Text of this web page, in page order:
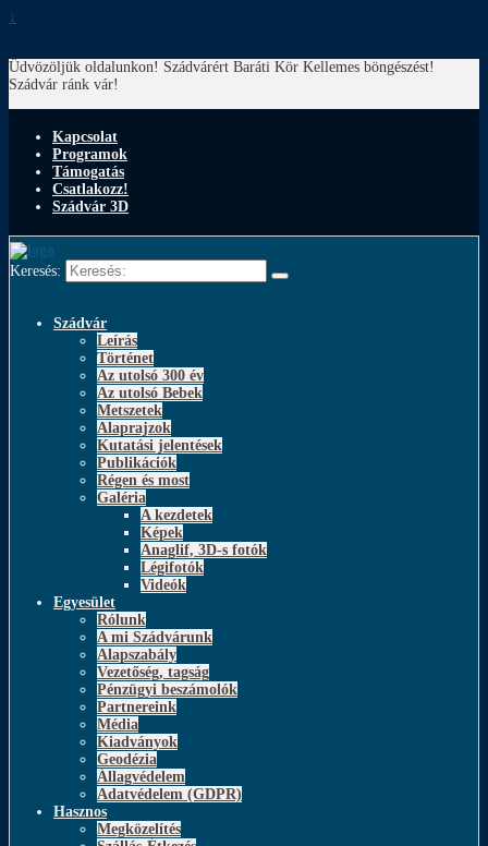
↓
Üdvözöljük oldalunkon! Szádvárért Baráti Kör Kellemes böngészést!
Szádvár ránk vár!
Kapcsolat
Programok
Támogatás
Csatlakozz!
Szádvár 3D
Keresés:
Szádvár
Leírás
Történet
Az utolsó 300 év
Az utolsó Bebek
Metszetek
Alaprajzok
Kutatási jelentések
Publikációk
Régen és most
Galéria
A kezdetek
Képek
Anaglif, 3D-s fotók
Légifotók
Videók
Egyesület
Rólunk
A mi Szádvárunk
Alapszabály
Vezetőség, tagság
Pénzügyi beszámolók
Partnereink
Média
Kiadványok
Geodézia
Állagvédelem
Adatvédelem (GDPR)
Hasznos
Megközelítés